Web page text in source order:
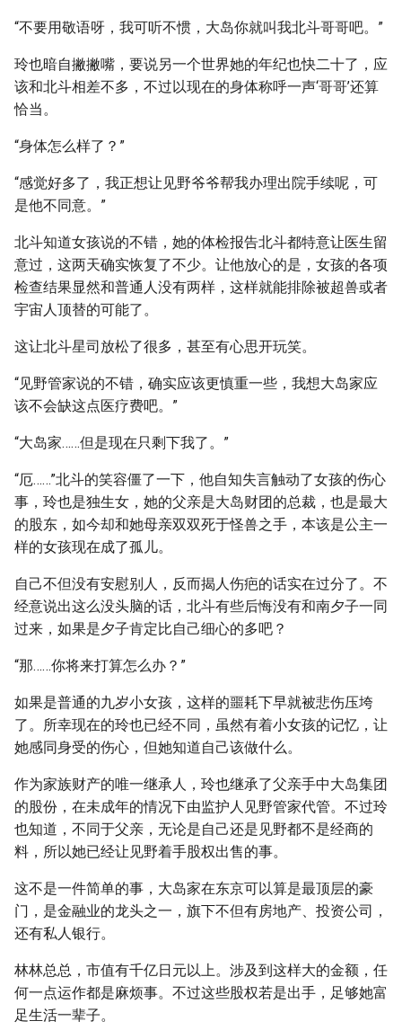
“不要用敬语呀，我可听不惯，大岛你就叫我北斗哥哥吧。”
玲也暗自撇撇嘴，要说另一个世界她的年纪也快二十了，应
该和北斗相差不多，不过以现在的身体称呼一声‘哥哥’还算
恰当。
“身体怎么样了？”
“感觉好多了，我正想让见野爷爷帮我办理出院手续呢，可
是他不同意。”
北斗知道女孩说的不错，她的体检报告北斗都特意让医生留
意过，这两天确实恢复了不少。让他放心的是，女孩的各项
检查结果显然和普通人没有两样，这样就能排除被超兽或者
宇宙人顶替的可能了。
这让北斗星司放松了很多，甚至有心思开玩笑。
“见野管家说的不错，确实应该更慎重一些，我想大岛家应
该不会缺这点医疗费吧。”
“大岛家……但是现在只剩下我了。”
“厄……”北斗的笑容僵了一下，他自知失言触动了女孩的伤心
事，玲也是独生女，她的父亲是大岛财团的总裁，也是最大
的股东，如今却和她母亲双双死于怪兽之手，本该是公主一
样的女孩现在成了孤儿。
自己不但没有安慰别人，反而揭人伤疤的话实在过分了。不
经意说出这么没头脑的话，北斗有些后悔没有和南夕子一同
过来，如果是夕子肯定比自己细心的多吧？
“那……你将来打算怎么办？”
如果是普通的九岁小女孩，这样的噩耗下早就被悲伤压垮
了。所幸现在的玲也已经不同，虽然有着小女孩的记忆，让
她感同身受的伤心，但她知道自己该做什么。
作为家族财产的唯一继承人，玲也继承了父亲手中大岛集团
的股份，在未成年的情况下由监护人见野管家代管。不过玲
也知道，不同于父亲，无论是自己还是见野都不是经商的
料，所以她已经让见野着手股权出售的事。
这不是一件简单的事，大岛家在东京可以算是最顶层的豪
门，是金融业的龙头之一，旗下不但有房地产、投资公司，
还有私人银行。
林林总总，市值有千亿日元以上。涉及到这样大的金额，任
何一点运作都是麻烦事。不过这些股权若是出手，足够她富
足生活一辈子。